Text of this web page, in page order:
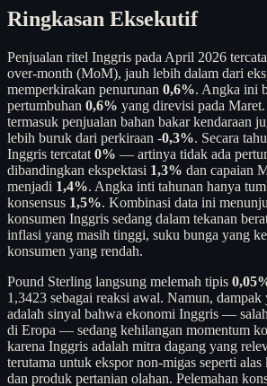
Ringkasan Eksekutif
Penjualan ritel Inggris pada April 2026
over-month (MoM), jauh lebih dalam dari
memperkirakan penurunan 0,6%. Angka ini
pertumbuhan 0,6% yang direvisi pada
termasuk penjualan bahan bakar kendaraan
lebih buruk dari perkiraan -0,3%. Secara
Inggris tercatat 0% — artinya tidak ada
dibandingkan ekspektasi 1,3% dan capaian
menjadi 1,4%. Angka inti tahunan hanya
konsensus 1,5%. Kombinasi data ini
konsumen Inggris sedang dalam tekanan
inflasi yang masih tinggi, suku bunga yang
konsumen yang rendah.
Pound Sterling langsung melemah tipis
1,3423 sebagai reaksi awal. Namun,
adalah sinyal bahwa ekonomi Inggris —
di Eropa — sedang kehilangan momentum
karena Inggris adalah mitra dagang yang
terutama untuk ekspor non-migas seperti
dan produk pertanian olahan. Pelemahan